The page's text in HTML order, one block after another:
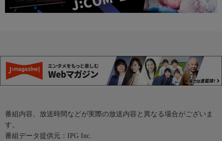
番組内容、放送時間などが実際の放送内容と異なる場合がございま
す。
番組データ提供元：IPG Inc.